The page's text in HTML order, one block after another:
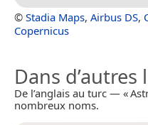
© Stadia Maps, Airbus DS,
Copernicus
Dans d’autres
De l’anglais au turc — «
nombreux noms.